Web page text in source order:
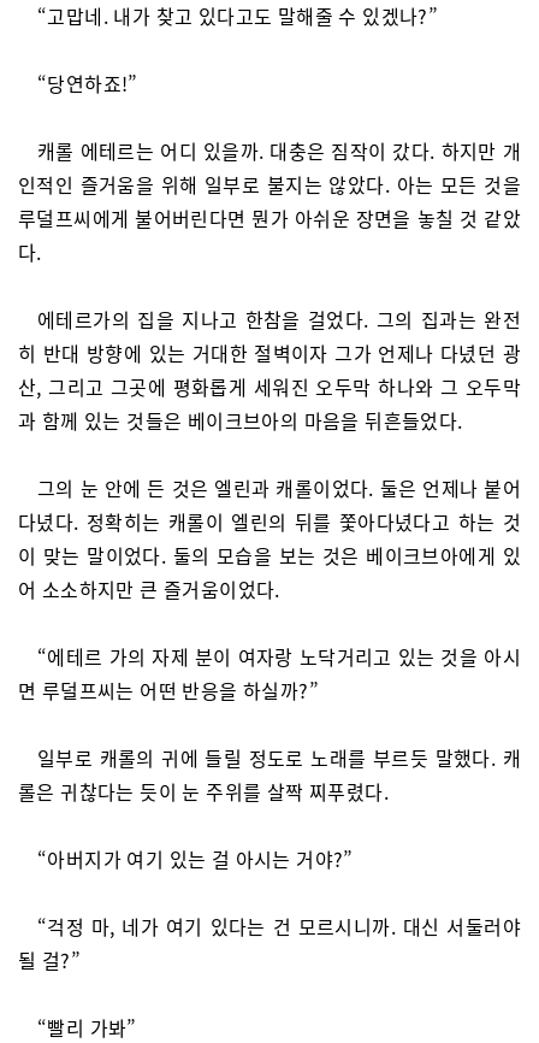
“고맙네. 내가 찾고 있다고도 말해줄 수 있겠나?”
“당연하죠!”
캐롤 에테르는 어디 있을까. 대충은 짐작이 갔다. 하지만 개
인적인 즐거움을 위해 일부로 불지는 않았다. 아는 모든 것을
루덜프씨에게 불어버린다면 뭔가 아쉬운 장면을 놓칠 것 같았
다.
에테르가의 집을 지나고 한참을 걸었다. 그의 집과는 완전
히 반대 방향에 있는 거대한 절벽이자 그가 언제나 다녔던 광
산, 그리고 그곳에 평화롭게 세워진 오두막 하나와 그 오두막
과 함께 있는 것들은 베이크브아의 마음을 뒤흔들었다.
그의 눈 안에 든 것은 엘린과 캐롤이었다. 둘은 언제나 붙어
다녔다. 정확히는 캐롤이 엘린의 뒤를 쫓아다녔다고 하는 것
이 맞는 말이었다. 둘의 모습을 보는 것은 베이크브아에게 있
어 소소하지만 큰 즐거움이었다.
“에테르 가의 자제 분이 여자랑 노닥거리고 있는 것을 아시
면 루덜프씨는 어떤 반응을 하실까?”
일부로 캐롤의 귀에 들릴 정도로 노래를 부르듯 말했다. 캐
롤은 귀찮다는 듯이 눈 주위를 살짝 찌푸렸다.
“아버지가 여기 있는 걸 아시는 거야?”
“걱정 마, 네가 여기 있다는 건 모르시니까. 대신 서둘러야
될 걸?”
“빨리 가봐”